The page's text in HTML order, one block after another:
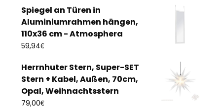
Spiegel an Türen in
Aluminiumrahmen hängen,
110x36 cm - Atmosphera
59,94€
Herrnhuter Stern, Super-SET
Stern + Kabel, Außen, 70cm,
Opal, Weihnachtsstern
79,00€